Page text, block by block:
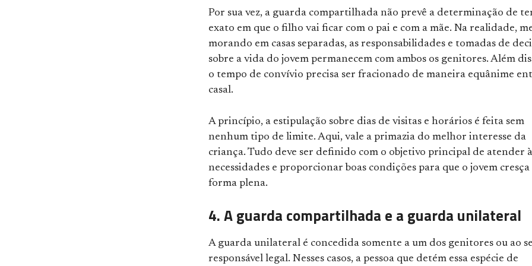
Por sua vez, a guarda compartilhada não prevê a determinação de
exato em que o filho vai ficar com o pai e com a mãe. Na realidade,
morando em casas separadas, as responsabilidades e tomadas de
sobre a vida do jovem permanecem com ambos os genitores. Além
o tempo de convívio precisa ser fracionado de maneira equânime
casal.
A princípio, a estipulação sobre dias de visitas e horários é feita sem
nenhum tipo de limite. Aqui, vale a primazia do melhor interesse da
criança. Tudo deve ser definido com o objetivo principal de atender
necessidades e proporcionar boas condições para que o jovem cresça
forma plena.
4. A guarda compartilhada e a guarda unilateral
A guarda unilateral é concedida somente a um dos genitores ou ao
responsável legal. Nesses casos, a pessoa que detém essa espécie de